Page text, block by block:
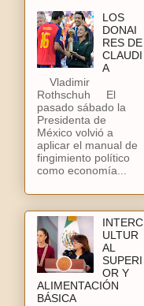
LOS
DONAI
RES DE
CLAUDI
A
Vladimir
Rothschuh El
pasado sábado la
Presidenta de
México volvió a
aplicar el manual de
fingimiento político
como economía...
INTERC
ULTUR
AL
SUPERI
OR Y
ALIMENTACIÓN
BÁSICA